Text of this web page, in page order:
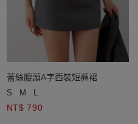
蕾絲腰頭A字西裝短褲裙
S M L
NT$ 790